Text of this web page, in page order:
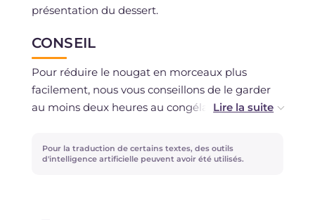
présentation du dessert.
CONSEIL
Pour réduire le nougat en morceaux plus
facilement, nous vous conseillons de le garder
au moins deux heures au congélateur pour le
plus facilement sans qu'il ne colle à la lame du
couteau, puis à celles du mixeur.
Pour la traduction de certains textes, des outils
d'intelligence artificielle peuvent avoir été utilisés.